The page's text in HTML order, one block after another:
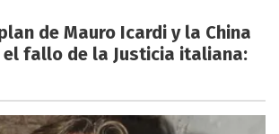
de Mauro Icardi y la China
el fallo de la Justicia italiana: